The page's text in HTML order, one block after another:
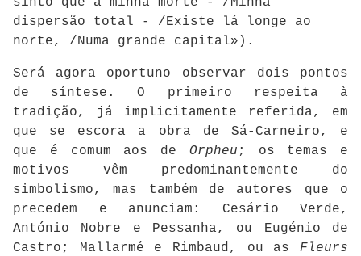
dispersão total - /Existe lá longe ao
norte, /Numa grande capital»).
Será agora oportuno observar dois pontos
de síntese. O primeiro respeita à
tradição, já implicitamente referida, em
que se escora a obra de Sá-Carneiro, e
que é comum aos de Orpheu ; os temas e
motivos vêm predominantemente do
simbolismo, mas também de autores que o
precedem e anunciam: Cesário Verde,
António Nobre e Pessanha, ou Eugénio de
Castro; Mallarmé e Rimbaud, ou as Fleurs